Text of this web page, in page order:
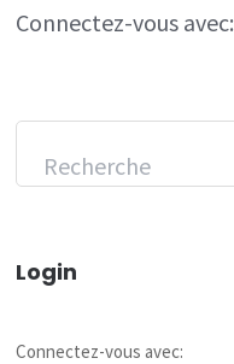
Connectez-vous avec:
Login
Connectez-vous avec: